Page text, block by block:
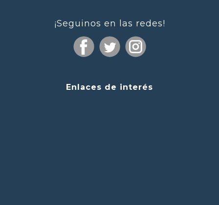
¡Seguinos en las redes!
Enlaces de interés